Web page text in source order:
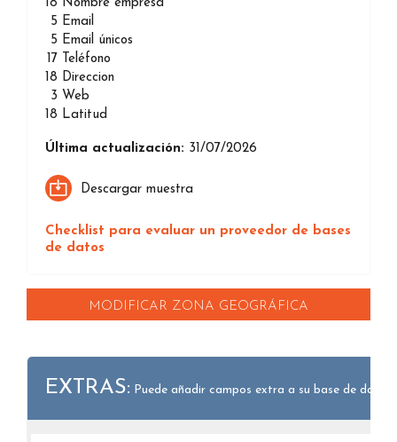
18 Nombre empresa
5 Email
5 Email únicos
17 Teléfono
18 Direccion
3 Web
18 Latitud
Última actualización: 31/07/2026
Descargar muestra
Checklist para evaluar un proveedor de bases
de datos
MODIFICAR ZONA GEOGRÁFICA
EXTRAS: Puede añadir campos extra a su base de datos.